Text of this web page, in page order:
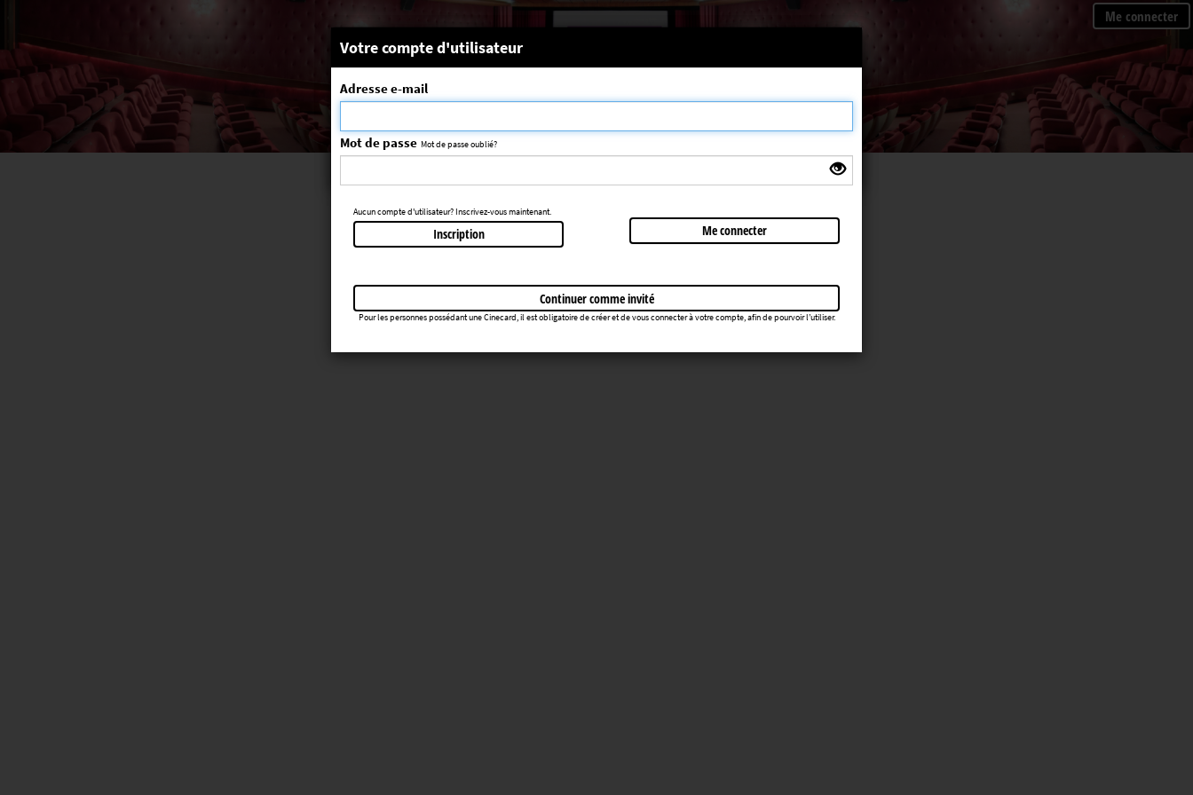
Me connecter
Message système
La séance choisie n'a pas été trouvée
Votre compte d'utilisateur
Adresse e-mail
Mot de passe Mot de passe oublié?
Aucun compte d'utilisateur? Inscrivez-vous maintenant.
Inscription Me connecter
Continuer comme invité
Pour les personnes possédant une Cinecard, il est obligatoire de créer et de vous connecter à votre compte, afin de pourvoir l’utiliser.